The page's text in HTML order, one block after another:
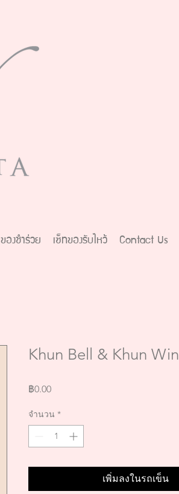
ของชำร่วย เซ็ทของรับไหว้ Contact Us
Khun Bell & Khun Win
฿0.00ราคา
จำนวน *
เพิ่มลงในรถเข็น